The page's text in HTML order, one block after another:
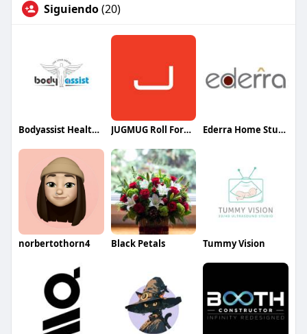
Siguiendo(20)
Bodyassist Health and Wellness JUGMUG Roll Forming Ederra Home Studio
norbertothorn4 Black Petals Tummy Vision